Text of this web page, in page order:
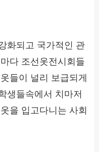
화되고 국가적인 관
다 조선옷전시회들
들이 널리 보급되게
생들속에서 치마저
을 입고다니는 사회